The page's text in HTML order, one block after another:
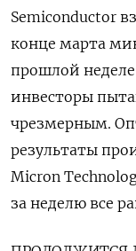
Semiconductor
‌конце марта
прошлой неделе
инвесторы
чрезмерным.
результаты
Micron
за неделю все